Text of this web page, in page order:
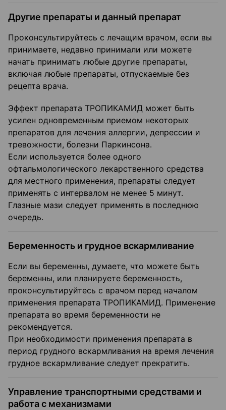
Другие препараты и данный препарат
Проконсультируйтесь с лечащим врачом, если вы
принимаете, недавно принимали или можете
начать принимать любые другие препараты,
включая любые препараты, отпускаемые без
рецепта врача.
Эффект препарата ТРОПИКАМИД может быть
усилен одновременным приемом некоторых
препаратов для лечения аллергии, депрессии и
тревожности, болезни Паркинсона.
Если используется более одного
офтальмологического лекарственного средства
для местного применения, препараты следует
применять с интервалом не менее 5 минут.
Глазные мази следует применять в последнюю
очередь.
Беременность и грудное вскармливание
Если вы беременны, думаете, что можете быть
беременны, или планируете беременность,
проконсультируйтесь с врачом перед началом
применения препарата ТРОПИКАМИД. Применение
препарата во время беременности не
рекомендуется.
При необходимости применения препарата в
период грудного вскармливания на время лечения
грудное вскармливание следует прекратить.
Управление транспортными средствами и
работа с механизмами